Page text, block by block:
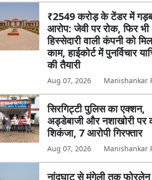
₹2549 करोड़ के टेंडर में
आरोप: जेवी पर रोक, फिर
हिस्सेदारी वाली कंपनी को
काम, हाईकोर्ट में पुनर्विचार
की तैयारी
Aug 07, 2026 Manishankar
सिरगिट्टी पुलिस का एक्शन,
अड्डेबाजी और नशाखोरी पर
शिकंजा, 7 आरोपी गिरफ्तार
Aug 07, 2026 Manishankar
नांदघाट से मुंगेली तक